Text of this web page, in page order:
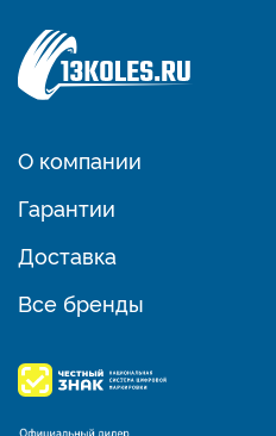
О компании
Гарантии
Доставка
Все бренды